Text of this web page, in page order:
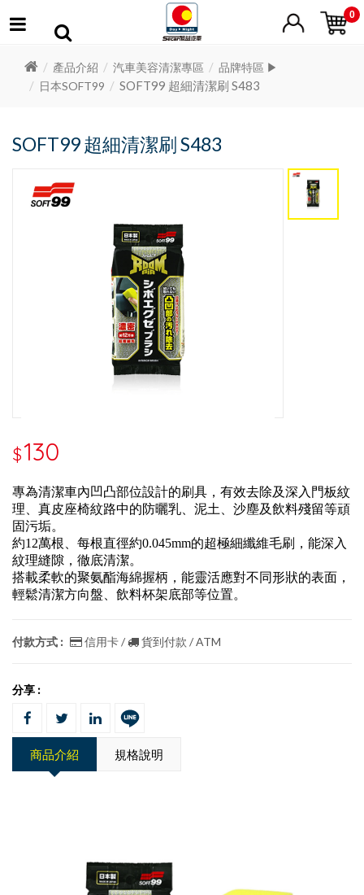
0
產品介紹 汽車美容清潔專區
品牌特區 ▶
日本SOFT99
SOFT99 超細清潔刷 S483
SOFT99 超細清潔刷 S483
$130
專為清潔車內凹凸部位設計的刷具，有效去除及深入門板紋
理、真皮座椅紋路中的防曬乳、泥土、沙塵及飲料殘留等頑
固污垢。
約12萬根、每根直徑約0.045mm的超極細纖維毛刷，能深入
紋理縫隙，徹底清潔。
搭載柔軟的聚氨酯海綿握柄，能靈活應對不同形狀的表面，
輕鬆清潔方向盤、飲料杯架底部等位置。
付款方式 : 信用卡 / 貨到付款 / ATM
分享 :
商品介紹 規格說明